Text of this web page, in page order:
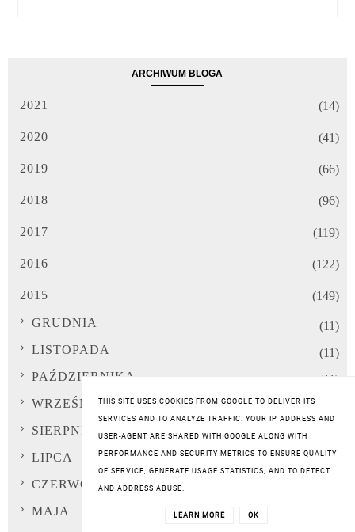
ARCHIWUM BLOGA
2021 (14)
2020 (41)
2019 (66)
2018 (96)
2017 (119)
2016 (122)
2015
(149)
GRUDNIA
(11)
LISTOPADA
(11)
PAŹDZIERNIKA
(11)
WRZEŚNIA
SIERPNIA
LIPCA
(10)
CZERWCA
MAJA
THIS SITE USES COOKIES FROM GOOGLE TO DELIVER ITS
SERVICES AND TO ANALYZE TRAFFIC. YOUR IP ADDRESS AND
USER-AGENT ARE SHARED WITH GOOGLE ALONG WITH
PERFORMANCE AND SECURITY METRICS TO ENSURE QUALITY
OF SERVICE, GENERATE USAGE STATISTICS, AND TO DETECT
AND ADDRESS ABUSE.
LEARN MORE OK